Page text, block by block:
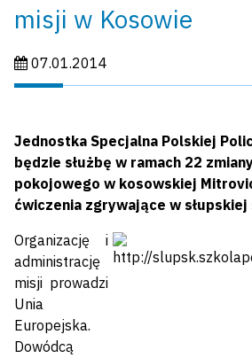
misji w Kosowie
Data publikacji:
07.01.2014
Jednostka Specjalna Polskiej
będzie służbę w ramach 22
pokojowego w kosowskiej
ćwiczenia zgrywające w
Organizację i
administrację
misji prowadzi
Unia
Europejska.
Dowódcą